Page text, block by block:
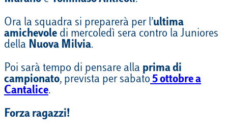
Ora la squadra si preparerà per l’ultima
amichevole di mercoledì sera contro la Juniores
della Nuova Milvia.
Poi sarà tempo di pensare alla prima di
campionato, prevista per sabato 5 ottobre a
Cantalice.
Forza ragazzi!